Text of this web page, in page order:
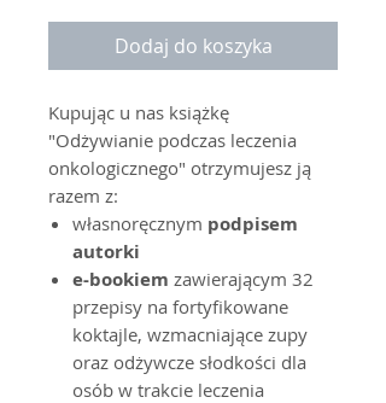
Dodaj do koszyka
Kupując u nas książkę
"Odżywianie podczas leczenia
onkologicznego" otrzymujesz ją
razem z:
własnoręcznym podpisem
autorki
e-bookiem zawierającym 32
przepisy na fortyfikowane
koktajle, wzmacniające zupy
oraz odżywcze słodkości dla
osób w trakcie leczenia